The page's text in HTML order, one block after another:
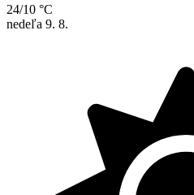
24/10 °C
nedeľa 9. 8.